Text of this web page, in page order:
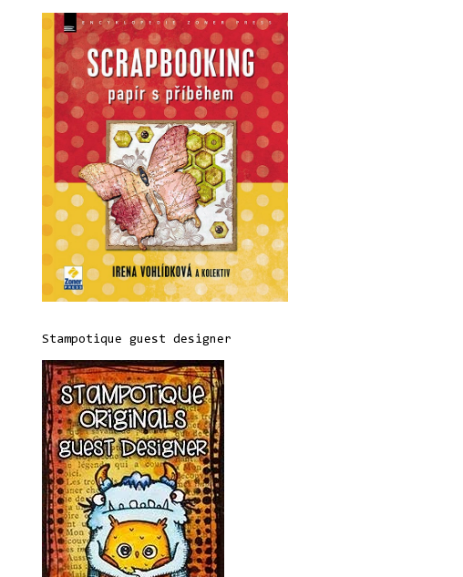
Stampotique guest designer